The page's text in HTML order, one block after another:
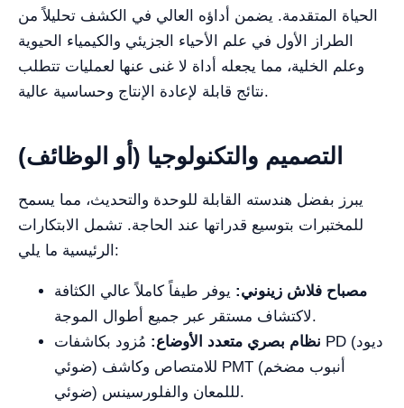
الحياة المتقدمة. يضمن أداؤه العالي في الكشف تحليلاً من
الطراز الأول في علم الأحياء الجزيئي والكيمياء الحيوية
وعلم الخلية، مما يجعله أداة لا غنى عنها لعمليات تتطلب
نتائج قابلة لإعادة الإنتاج وحساسية عالية.
التصميم والتكنولوجيا (أو الوظائف)
يبرز بفضل هندسته القابلة للوحدة والتحديث، مما يسمح
للمختبرات بتوسيع قدراتها عند الحاجة. تشمل الابتكارات
الرئيسية ما يلي:
مصباح فلاش زينوني: يوفر طيفاً كاملاً عالي الكثافة
لاكتشاف مستقر عبر جميع أطوال الموجة.
نظام بصري متعدد الأوضاع: مُزود بكاشفات PD (ديود
ضوئي) للامتصاص وكاشف PMT (أنبوب مضخم
ضوئي) لللمعان والفلورسينس.